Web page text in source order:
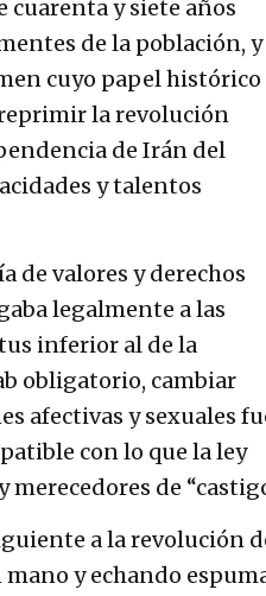
cuarenta y siete años
de la población, y
cuyo papel histórico
la revolución
de Irán del
y talentos
de valores y derechos
legalmente a las
inferior al de la
obligatorio, cambiar
afectivas y sexuales
con lo que la ley
de
a la revolución
y echando